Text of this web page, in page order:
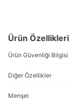
Ürün Özellikleri
Ürün Güvenliği Bilgisi
Diğer Özellikler
Menşei